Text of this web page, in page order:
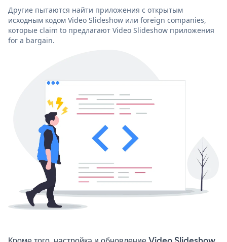
Другие пытаются найти приложения с открытым
исходным кодом Video Slideshow или foreign companies,
которые claim to предлагают Video Slideshow приложения
for a bargain.